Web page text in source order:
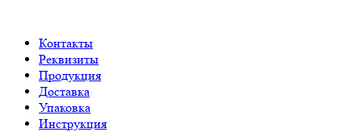
Контакты
Реквизиты
Продукция
Доставка
Упаковка
Инструкция